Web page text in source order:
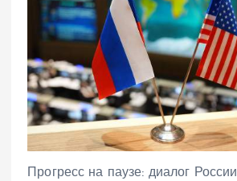
Прогресс на паузе: диалог